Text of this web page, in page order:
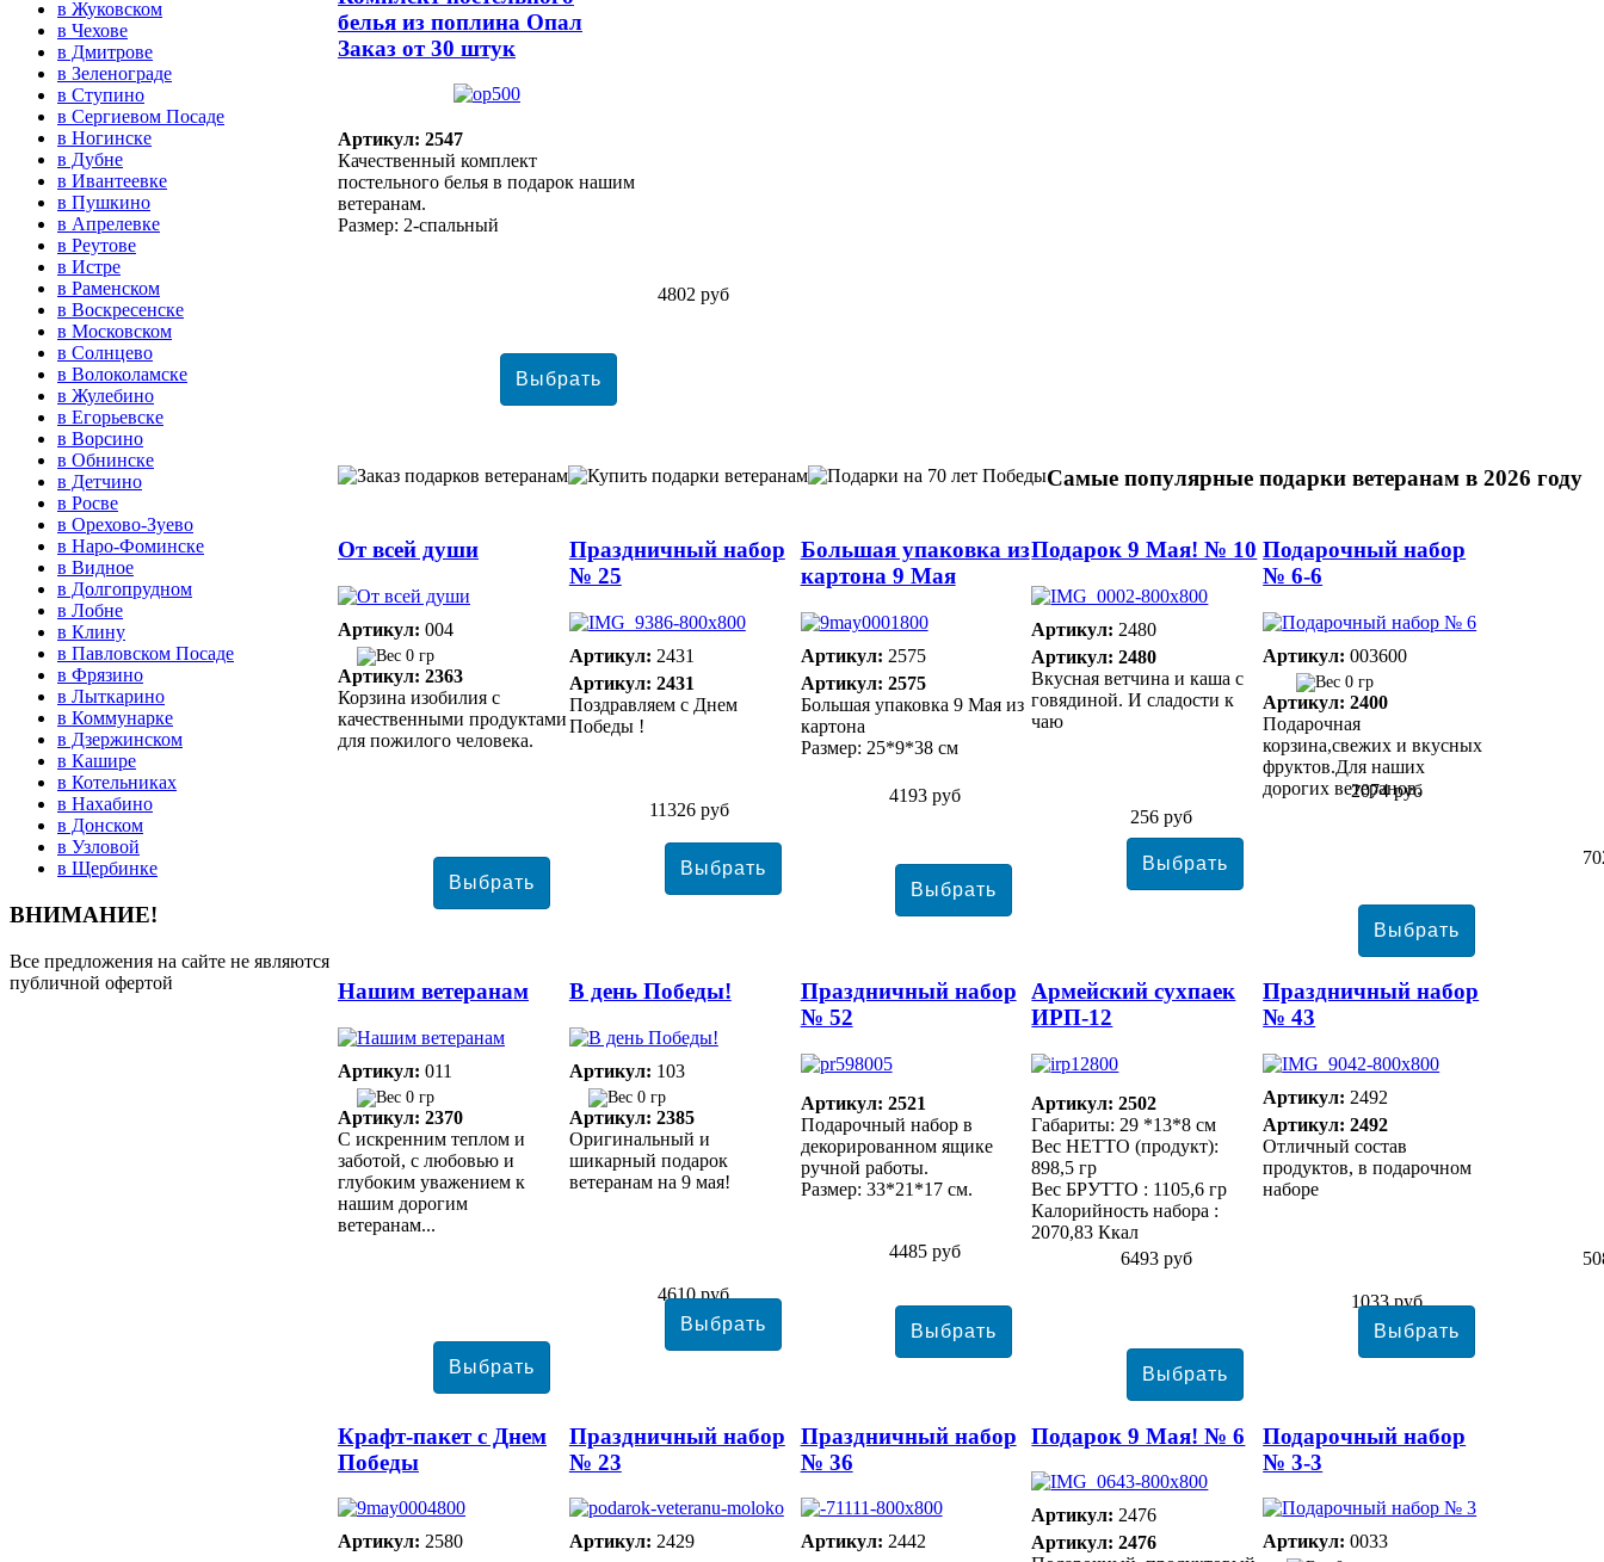
белья из поплина Опал
Заказ от 30 штук
Артикул: 2547
Качественный комплект
постельного белья в подарок нашим
ветеранам.
Размер: 2-спальный
4802 руб
Самые популярные подарки ветеранам в 2026 году
От всей души
Артикул: 004
0 гр
Артикул: 2363
Корзина изобилия с
качественными продуктами
для пожилого человека.
11326 руб
Праздничный набор
№ 25
Артикул: 2431
Артикул: 2431
Поздравляем с Днем
Победы !
4193 руб
Большая упаковка из
картона 9 Мая
Артикул: 2575
Артикул: 2575
Большая упаковка 9 Мая из
картона
Размер: 25*9*38 см
256 руб
Подарок 9 Мая! № 10
Артикул: 2480
Артикул: 2480
Вкусная ветчина и каша с
говядиной. И сладости к
чаю
2074 руб
Подарочный набор
№ 6-6
Артикул: 003600
0 гр
Артикул: 2400
Подарочная
корзина,свежих и вкусных
фруктов.Для наших
дорогих ветеранов.
Нашим ветеранам
Артикул: 011
0 гр
Артикул: 2370
С искренним теплом и
заботой, с любовью и
глубоким уважением к
нашим дорогим
ветеранам...
4610 руб
В день Победы!
Артикул: 103
0 гр
Артикул: 2385
Оригинальный и
шикарный подарок
ветеранам на 9 мая!
4485 руб
Праздничный набор
№ 52
Артикул: 2521
Подарочный набор в
декорированном ящике
ручной работы.
Размер: 33*21*17 см.
6493 руб
Армейский сухпаек
ИРП-12
Артикул: 2502
Габариты: 29 *13*8 см
Вес НЕТТО (продукт):
898,5 гр
Вес БРУТТО : 1105,6 гр
Калорийность набора :
2070,83 Ккал
1033 руб
Праздничный набор
№ 43
Артикул: 2492
Артикул: 2492
Отличный состав
продуктов, в подарочном
наборе
Крафт-пакет с Днем
Победы
Артикул: 2580
Праздничный набор
№ 23
Артикул: 2429
Праздничный набор
№ 36
Артикул: 2442
Подарок 9 Мая! № 6
Артикул: 2476
Артикул: 2476
Подарочный набор
№ 3-3
Артикул: 0033
в Жуковском
в Чехове
в Дмитрове
в Зеленограде
в Ступино
в Сергиевом Посаде
в Ногинске
в Дубне
в Ивантеевке
в Пушкино
в Апрелевке
в Реутове
в Истре
в Раменском
в Воскресенске
в Московском
в Солнцево
в Волоколамске
в Жулебино
в Егорьевске
в Ворсино
в Обнинске
в Детчино
в Росве
в Орехово-Зуево
в Наро-Фоминске
в Видное
в Долгопрудном
в Лобне
в Клину
в Павловском Посаде
в Фрязино
в Лыткарино
в Коммунарке
в Дзержинском
в Кашире
в Котельниках
в Нахабино
в Донском
в Узловой
в Щербинке
ВНИМАНИЕ!
Все предложения на сайте не являются
публичной офертой